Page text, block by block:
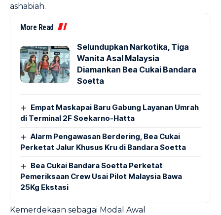
ashabiah.
More Read
Selundupkan Narkotika, Tiga
Wanita Asal Malaysia
Diamankan Bea Cukai Bandara
Soetta
Empat Maskapai Baru Gabung Layanan Umrah
di Terminal 2F Soekarno-Hatta
Alarm Pengawasan Berdering, Bea Cukai
Perketat Jalur Khusus Kru di Bandara Soetta
Bea Cukai Bandara Soetta Perketat
Pemeriksaan Crew Usai Pilot Malaysia Bawa
25Kg Ekstasi
Kemerdekaan sebagai Modal Awal